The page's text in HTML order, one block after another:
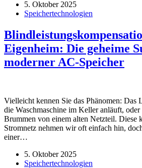
5. Oktober 2025
Speichertechnologien
Eigenheim: Die geheime
moderner AC-Speicher
Vielleicht kennen Sie das Phänomen: Das
die Waschmaschine im Keller anläuft, oder
Brummen von einem alten Netzteil. Diese
Stromnetz nehmen wir oft einfach hin,
einer…
5. Oktober 2025
Speichertechnologien